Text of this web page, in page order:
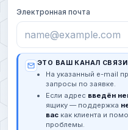
Электронная почта
ЭТО ВАШ КАНАЛ
На указанный e-mail
запросы по заявке.
Если адрес введён
ящику — поддержка
вас как клиента и
проблемы.